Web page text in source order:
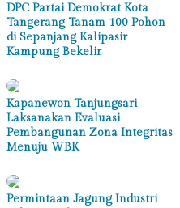
DPC Partai Demokrat Kota
Tangerang Tanam 100 Pohon
di Sepanjang Kalipasir
Kampung Bekelir
Kapanewon Tanjungsari
Laksanakan Evaluasi
Pembangunan Zona Integritas
Menuju WBK
Permintaan Jagung Industri